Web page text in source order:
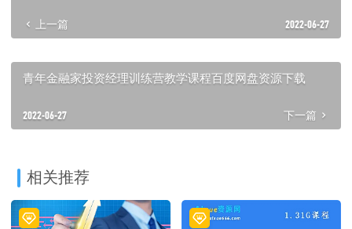
上一篇 2022-06-27
青年金融家投资经理训练营教学课程百度网盘资源下载
2022-06-27 下一篇
相关推荐